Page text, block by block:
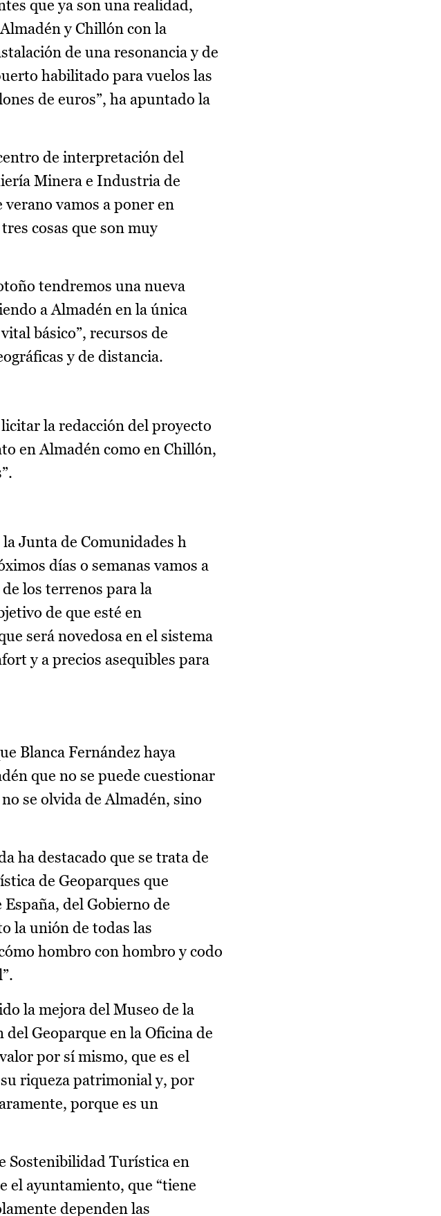
que ya son una realidad,
y Chillón con la
de una resonancia y de
habilitado para vuelos las
de euros”, ha apuntado la
de interpretación del
Minera e Industria de
vamos a poner en
cosas que son muy
tendremos una nueva
a Almadén en la única
básico”, recursos de
y de distancia.
la redacción del proyecto
en Almadén como en Chillón,
Junta de Comunidades h
días o semanas vamos a
los terrenos para la
de que esté en
será novedosa en el sistema
y a precios asequibles para
Blanca Fernández haya
que no se puede cuestionar
se olvida de Almadén, sino
ha destacado que se trata de
de Geoparques que
del Gobierno de
la unión de todas las
hombro con hombro y codo
la mejora del Museo de la
Geoparque en la Oficina de
por sí mismo, que es el
riqueza patrimonial y, por
porque es un
Sostenibilidad Turística en
el ayuntamiento, que “tiene
dependen las